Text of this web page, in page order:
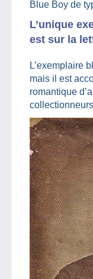
Blue Boy de
L’unique
est sur la
L’exemplaire
mais il est
romantique